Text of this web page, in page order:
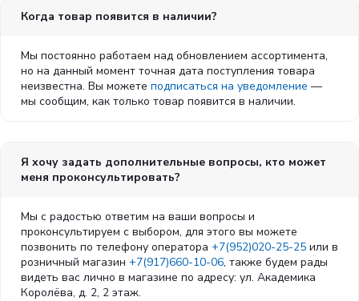
Когда товар появится в наличии?
Мы постоянно работаем над обновлением ассортимента,
но на данный момент точная дата поступления товара
неизвестна. Вы можете подписаться на уведомление —
мы сообщим, как только товар появится в наличии.
Я хочу задать дополнительные вопросы, кто может
меня проконсультировать?
Мы с радостью ответим на ваши вопросы и
проконсультируем с выбором, для этого вы можете
позвонить по телефону оператора +7(952)020-25-25 или в
розничный магазин +7(917)660-10-06, также будем рады
видеть вас лично в магазине по адресу: ул. Академика
Королёва, д. 2, 2 этаж.